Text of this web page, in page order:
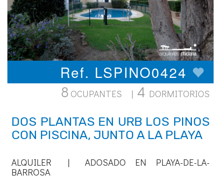
Ref. LSPINO0424
8 OCUPANTES | 4 DORMITORIOS
DOS PLANTAS EN URB LOS PINOS
CON PISCINA, JUNTO A LA PLAYA
ALQUILER | ADOSADO EN PLAYA-DE-LA-
BARROSA